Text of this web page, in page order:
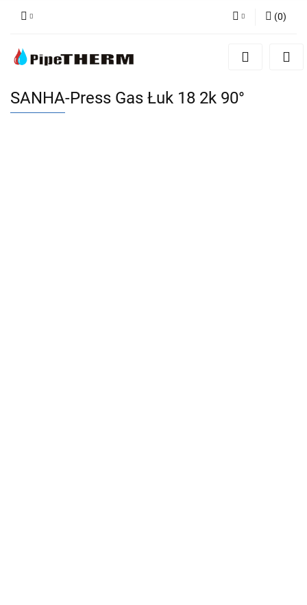
Zaloguj się
Dodaj zgłoszenie
(0)
SANHA-Press Gas Łuk 18 2k 90°